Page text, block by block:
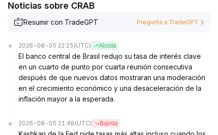
Noticias sobre CRAB
Resumir con TradeGPT Pregunta a TradeGPT
2026-08-05 22:25 (UTC) Alcista
El banco central de Brasil redujo su tasa de interés clave
en un cuarto de punto por cuarta reunión consecutiva
después de que nuevos datos mostraran una moderación
en el crecimiento económico y una desaceleración de la
inflación mayor a la esperada.
2026-08-05 21:48 (UTC) Bajista